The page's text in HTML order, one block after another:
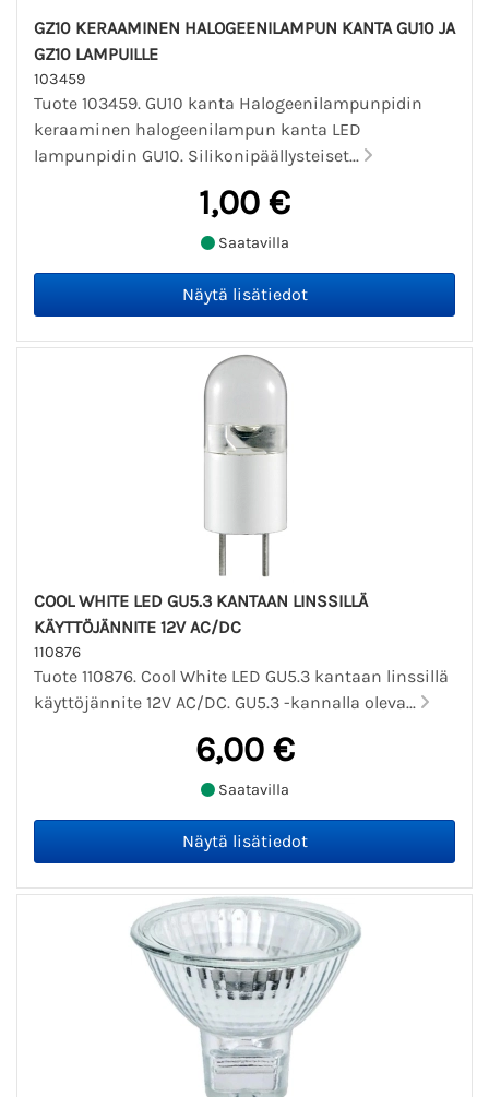
GZ10 KERAAMINEN HALOGEENILAMPUN KANTA GU10 JA
GZ10 LAMPUILLE
103459
Tuote 103459. GU10 kanta Halogeenilampunpidin
keraaminen halogeenilampun kanta LED
lampunpidin GU10. Silikonipäällysteiset...
1,00 €
Saatavilla
COOL WHITE LED GU5.3 KANTAAN LINSSILLÄ
KÄYTTÖJÄNNITE 12V AC/DC
110876
Tuote 110876. Cool White LED GU5.3 kantaan linssillä
käyttöjännite 12V AC/DC. GU5.3 -kannalla oleva...
6,00 €
Saatavilla